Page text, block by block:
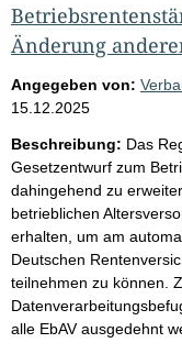
Änderung
Angegeben von:
15.12.2025
Beschreibung: Das
Gesetzentwurf zum
dahingehend zu
betrieblichen
erhalten, um am
Deutschen
teilnehmen zu können.
alle EbAV ausgedehnt